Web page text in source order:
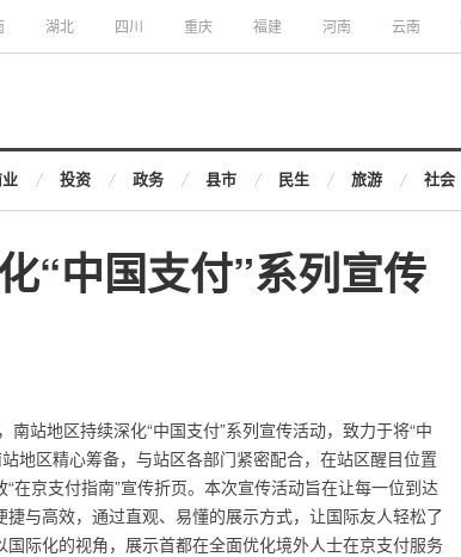
湖北 四川 重庆 福建 河南 云南
投资 政务 县市 民生 旅游 社会
“中国支付”系列宣传
站地区持续深化“中国支付”系列宣传活动，致力于将“中
地区精心筹备，与站区各部门紧密配合，在站区醒目位置
在京支付指南”宣传折页。本次宣传活动旨在让每一位到达
捷与高效，通过直观、易懂的展示方式，让国际友人轻松了
国际化的视角，展示首都在全面优化境外人士在京支付服务